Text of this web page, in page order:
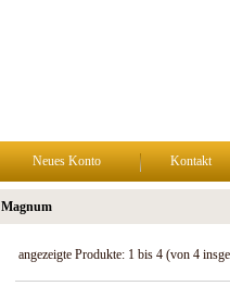
Neues Konto Kontakt
Magnum
angezeigte Produkte: 1 bis 4 (von 4